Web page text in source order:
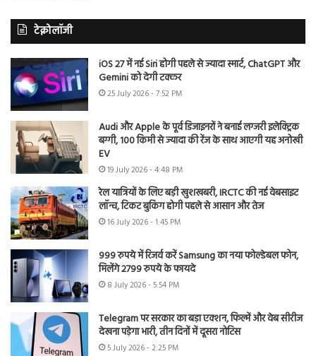
टेक्नोलॉजी
iOS 27 में नई Siri होगी पहले से ज्यादा स्मार्ट, ChatGPT और
Gemini को देगी टक्कर
25 July 2026 - 7:52 PM
Audi और Apple के पूर्व डिजाइनरों ने बनाई लग्जरी इलेक्ट्रिक
बग्गी, 100 किमी से ज्यादा की रेंज के साथ आएगी यह अनोखी
EV
19 July 2026 - 4:48 PM
रेल यात्रियों के लिए बड़ी खुशखबरी, IRCTC की नई वेबसाइट
लॉन्च, टिकट बुकिंग होगी पहले से आसान और तेज
16 July 2026 - 1:45 PM
999 रुपये में रिजर्व करें Samsung का नया फोल्डेबल फोन,
मिलेंगे 2799 रुपये के फायदे
8 July 2026 - 5:54 PM
Telegram पर सरकार का बड़ा एक्शन, फिल्में और वेब सीरीज
देखना पड़ेगा भारी, तीन दिनों में दूसरा नोटिस
5 July 2026 - 2:25 PM